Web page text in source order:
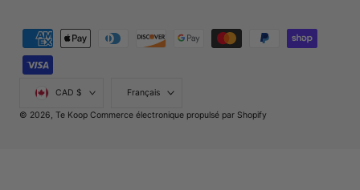
CAD $ Français
© 2026, Te Koop Commerce électronique propulsé par Shopify
paiement